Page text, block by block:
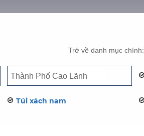
Trở về danh mục chính:
Túi xách nam